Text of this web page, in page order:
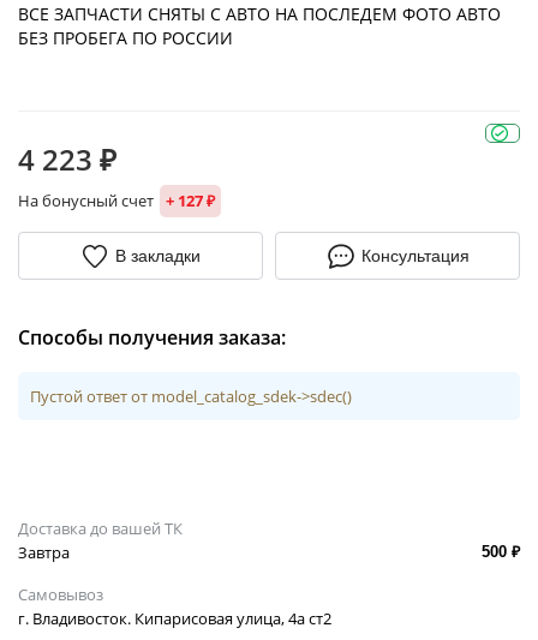
ВСЕ ЗАПЧАСТИ СНЯТЫ С АВТО НА ПОСЛЕДЕМ ФОТО АВТО
БЕЗ ПРОБЕГА ПО РОССИИ
4 223 ₽
На бонусный счет + 127 ₽
В закладки Консультация
Способы получения заказа:
Пустой ответ от model_catalog_sdek->sdec()
Доставка до вашей ТК
Завтра
500 ₽
Самовывоз
г. Владивосток. Кипарисовая улица, 4а ст2